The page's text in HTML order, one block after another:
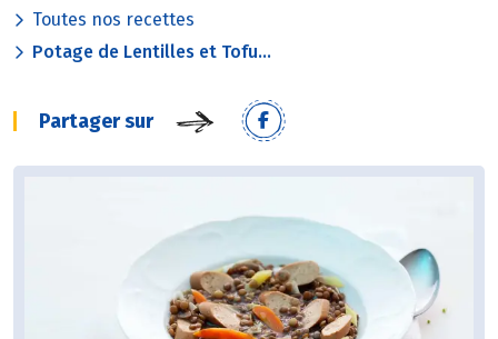
Toutes nos recettes
Potage de Lentilles et Tofu...
Partager sur